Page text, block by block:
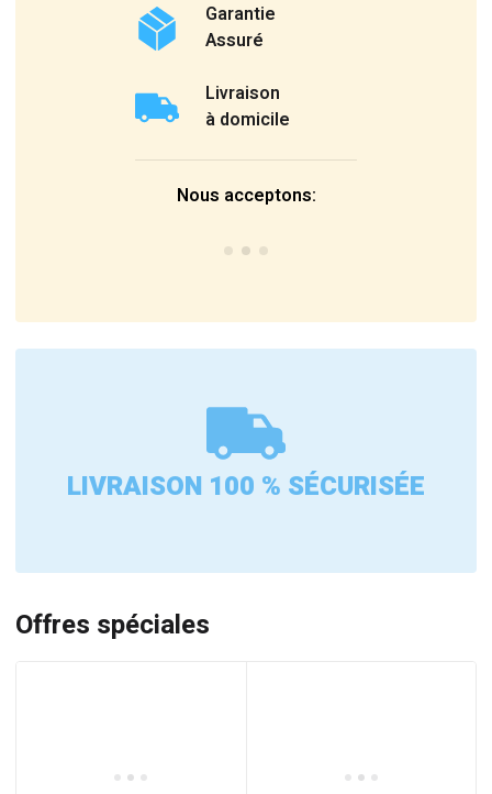
Garantie
Assuré
Livraison
à domicile
Nous acceptons:
LIVRAISON 100 % SÉCURISÉE
Offres spéciales